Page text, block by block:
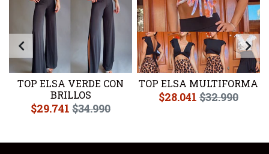
TOP ELSA VERDE CON
BRILLOS
$29.741 $34.990
TOP ELSA MULTIFORMA
$28.041 $32.990